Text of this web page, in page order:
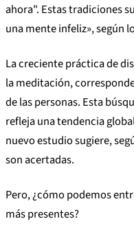
ahora". Estas tradiciones
una mente infeliz», según
La creciente práctica de
la meditación,
de las personas. Esta
refleja una tendencia
nuevo estudio sugiere,
son acertadas.
Pero, ¿cómo podemos
más presentes?